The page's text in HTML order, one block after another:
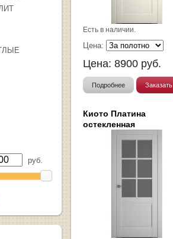
руб.
Есть в наличии.
Цена:
Цена: 8900 руб.
Подробнее Заказать
Киото Платина
остекленная